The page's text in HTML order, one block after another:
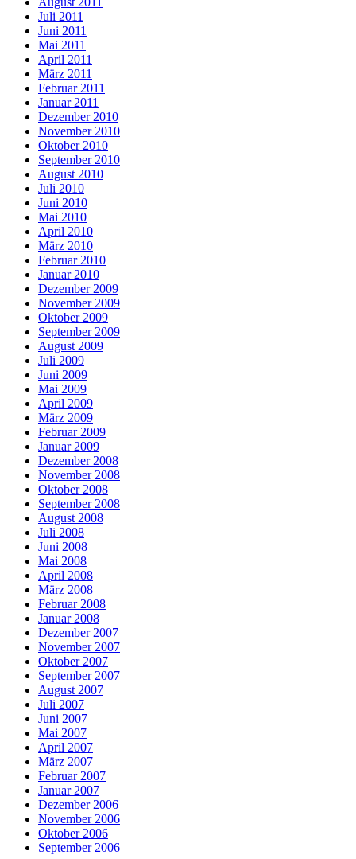
Juli 2011
Juni 2011
Mai 2011
April 2011
März 2011
Februar 2011
Januar 2011
Dezember 2010
November 2010
Oktober 2010
September 2010
August 2010
Juli 2010
Juni 2010
Mai 2010
April 2010
März 2010
Februar 2010
Januar 2010
Dezember 2009
November 2009
Oktober 2009
September 2009
August 2009
Juli 2009
Juni 2009
Mai 2009
April 2009
März 2009
Februar 2009
Januar 2009
Dezember 2008
November 2008
Oktober 2008
September 2008
August 2008
Juli 2008
Juni 2008
Mai 2008
April 2008
März 2008
Februar 2008
Januar 2008
Dezember 2007
November 2007
Oktober 2007
September 2007
August 2007
Juli 2007
Juni 2007
Mai 2007
April 2007
März 2007
Februar 2007
Januar 2007
Dezember 2006
November 2006
Oktober 2006
September 2006